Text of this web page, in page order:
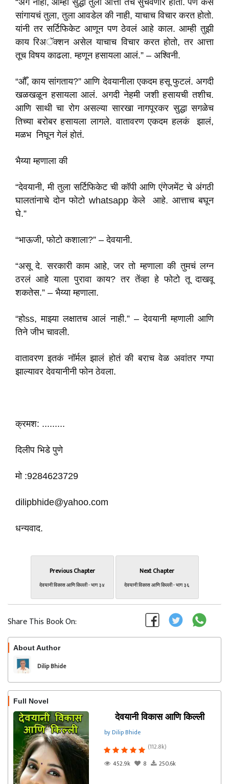
“अग नाही, आम्ही सुद्धा तुला आत्ता तेच सुचवणार होतो. पण कसं
सांगायचं तुला, तुला आवडेल की नाही, याचाच विचार करत होतो.
यांनी तर सर्टिफिकेट आणून पण ठेवलं आहे काल. आम्ही तुझी
काय रिअॅक्शन असेल याचाच विचार करत होतो, तर आत्ता
तूच विषय काढला. म्हणून हसायला आलं.” – अश्विनी.
“औँ, काय सांगताय?” आणि देवयानीला एकदम हसू फुटलं. अगदी
खळखळून हसायला आलं. अगदी नेहमी जशी हसायची तशीच.
आणि साथी चा रोग असल्या सारखा नागपूरकर सुद्धा सगळेच
तिच्या बरोबर हसायला लागले. वातावरण एकदम हलकं झालं,
मळभ निघून गेलं होतं.
भैय्या म्हणाला की
“देवयानी, मी तुला सर्टिफिकेट ची कॉपी आणि एंगेजमेंट चे अंगठी
घालतांनाचे दोन फोटो whatsapp केले आहे. आत्ताच बघून
घे.”
“भाऊजी, फोटो कशाला?” – देवयानी.
“असू दे. सरकारी काम आहे, जर तो म्हणाला की तुमचं लग्न
ठरलं आहे याला पुरावा काय? तर तेंव्हा हे फोटो तू दाखवू
शकतेस.” – भैय्या म्हणाला.
“होss, माझ्या लक्षातच आलं नाही.” – देवयानी म्हणाली आणि
तिने जीभ चावली.
वातावरण इतकं नॉर्मल झालं होतं की बराच वेळ अवांतर गप्पा
झाल्यावर देवयानीनी फोन ठेवला.
क्रमश: .........
दिलीप भिडे पुणे
मो :9284623729
dilipbhide@yahoo.com
धन्यवाद.
Previous Chapter
देवयानी विकास आणि किल्ली - भाग ३४
Next Chapter
देवयानी विकास आणि किल्ली - भाग ३६
Share This Book On:
About Author
Dilip Bhide
Full Novel
देवयानी विकास आणि किल्ली
by Dilip Bhide
(112.8k)
452.9k
8 250.6k